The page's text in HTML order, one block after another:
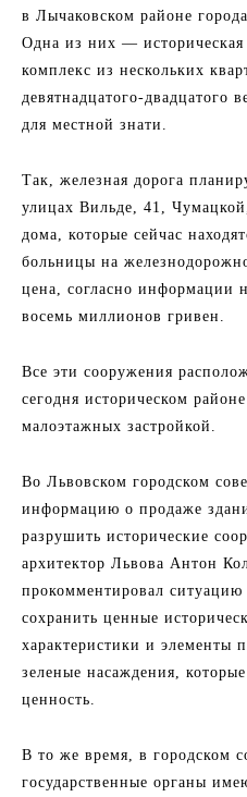
в Лычаковском районе
Одна из них — историческая
комплекс из нескольких
девятнадцатого-двадцатого
для местной знати.
Так, железная дорога
улицах Вильде, 41,
дома, которые сейчас
больницы на
цена, согласно информации
восемь миллионов гривен.
Все эти сооружения
сегодня историческом
малоэтажных застройкой.
Во Львовском городском
информацию о продаже
разрушить исторические
архитектор Львова Антон
прокомментировал ситуацию
сохранить ценные
характеристики и элементы
зеленые насаждения,
ценность.
В то же время, в городском
государственные органы